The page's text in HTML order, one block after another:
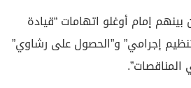
إمام أوغلو اتهامات “قيادة
تنظيم إجرامي” و”الحصول على رشاوي”
المناقصات”.